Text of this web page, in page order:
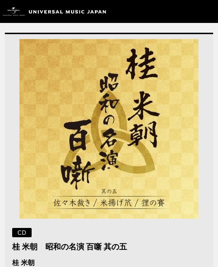
CD
桂 米朝 昭和の名演 百噺 其の五
桂 米朝